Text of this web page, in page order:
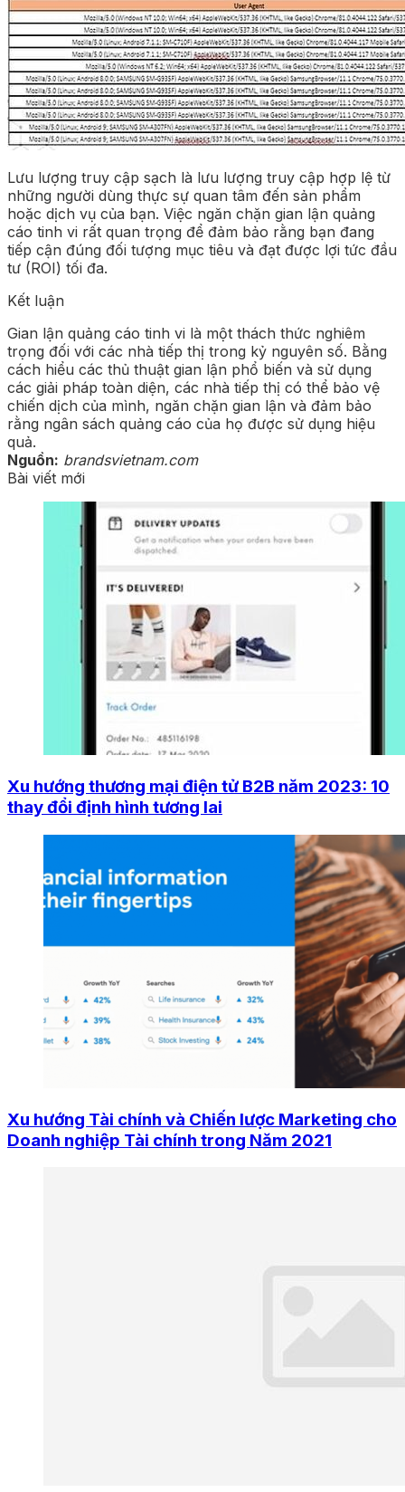
Lưu lượng truy cập sạch là lưu lượng truy cập hợp lệ từ
những người dùng thực sự quan tâm đến sản phẩm
hoặc dịch vụ của bạn. Việc ngăn chặn gian lận quảng
cáo tinh vi rất quan trọng để đảm bảo rằng bạn đang
tiếp cận đúng đối tượng mục tiêu và đạt được lợi tức đầu
tư (ROI) tối đa.
Kết luận
Gian lận quảng cáo tinh vi là một thách thức nghiêm
trọng đối với các nhà tiếp thị trong kỷ nguyên số. Bằng
cách hiểu các thủ thuật gian lận phổ biến và sử dụng
các giải pháp toàn diện, các nhà tiếp thị có thể bảo vệ
chiến dịch của mình, ngăn chặn gian lận và đảm bảo
rằng ngân sách quảng cáo của họ được sử dụng hiệu
quả.
Nguồn: brandsvietnam.com
Bài viết mới
Xu hướng thương mại điện tử B2B năm 2023: 10
thay đổi định hình tương lai
Xu hướng Tài chính và Chiến lược Marketing cho
Doanh nghiệp Tài chính trong Năm 2021